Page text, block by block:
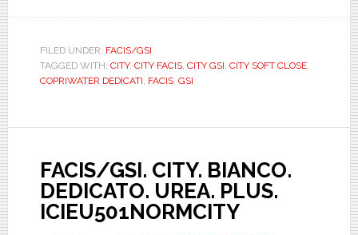
DEDICATO.
SOFT
FILED UNDER: FACIS/GSI
TAGGED WITH: CITY, CITY FACIS, CITY GSI, CITY SOFT CLOSE,
COPRIWATER DEDICATI, FACIS, GSI
FACIS/GSI. CITY. BIANCO.
DEDICATO. UREA. PLUS.
ICIEU501NORMCITY